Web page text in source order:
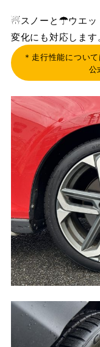
☃スノーと☂ウエッ
変化にも対応します。
＊走行性能につい
公